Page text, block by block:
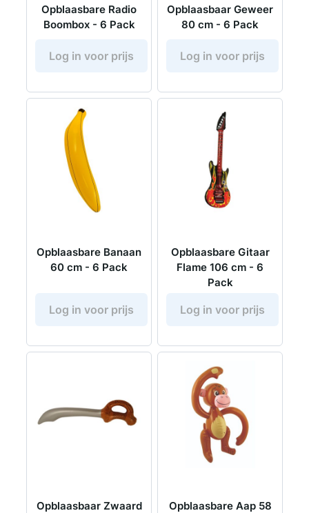
Opblaasbare Radio
Boombox - 6 Pack
Log in voor prijs
Opblaasbaar Geweer
80 cm - 6 Pack
Log in voor prijs
Opblaasbare Banaan
60 cm - 6 Pack
Log in voor prijs
Opblaasbare Gitaar
Flame 106 cm - 6
Pack
Log in voor prijs
Opblaasbaar Zwaard
Opblaasbare Aap 58